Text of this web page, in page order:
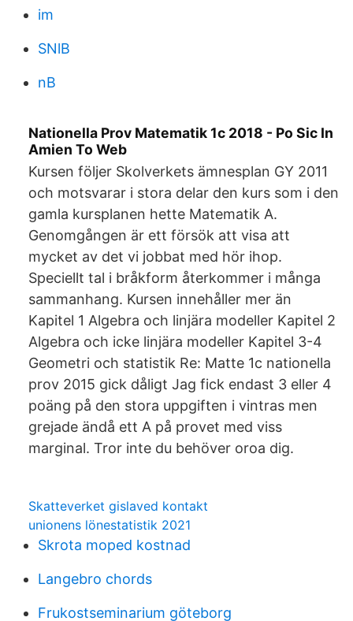
im
SNlB
nB
Nationella Prov Matematik 1c 2018 - Po Sic In
Amien To Web
Kursen följer Skolverkets ämnesplan GY 2011
och motsvarar i stora delar den kurs som i den
gamla kursplanen hette Matematik A.
Genomgången är ett försök att visa att
mycket av det vi jobbat med hör ihop.
Speciellt tal i bråkform återkommer i många
sammanhang. Kursen innehåller mer än
Kapitel 1 Algebra och linjära modeller Kapitel 2
Algebra och icke linjära modeller Kapitel 3-4
Geometri och statistik Re: Matte 1c nationella
prov 2015 gick dåligt Jag fick endast 3 eller 4
poäng på den stora uppgiften i vintras men
grejade ändå ett A på provet med viss
marginal. Tror inte du behöver oroa dig.
Skatteverket gislaved kontakt
unionens lönestatistik 2021
Skrota moped kostnad
Langebro chords
Frukostseminarium göteborg